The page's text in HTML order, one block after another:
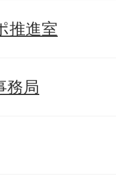
推進室
務局